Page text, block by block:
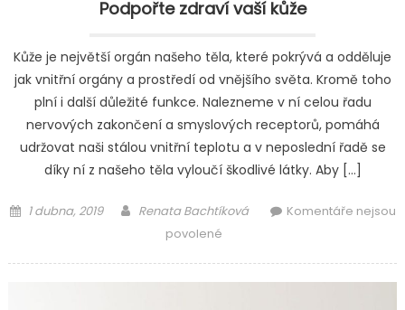
Podpořte zdraví vaší kůže
Kůže je největší orgán našeho těla, které pokrývá a odděluje
jak vnitřní orgány a prostředí od vnějšího světa. Kromě toho
plní i další důležité funkce. Nalezneme v ní celou řadu
nervových zakončení a smyslových receptorů, pomáhá
udržovat naši stálou vnitřní teplotu a v neposlední řadě se
díky ní z našeho těla vyloučí škodlivé látky. Aby […]
Posted
1 dubna, 2019 Author
Renata Bachtíková
Komentáře nejsou
povolenéu